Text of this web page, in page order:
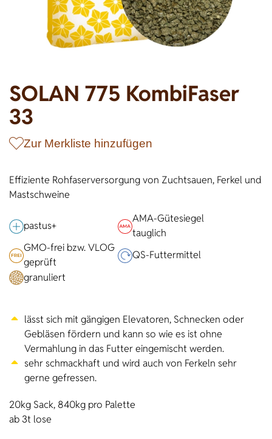
Einstreu
Enten & Gänse
Puten
Rassegeflügel
Ziegen
Katzen
Kaninchen
SOLAN-VET
Rohstoffe & Einzelfuttermittel
Stall & Co
Stallbedarf
SOLAN 775 KombiFaser
33
Zur Merkliste hinzufügen
Effiziente Rohfaserversorgung von Zuchtsauen, Ferkel und
Mastschweine
pastus+
AMA-Gütesiegel
tauglich
GMO-frei bzw. VLOG
geprüft
QS-Futter­mittel
granuliert
lässt sich mit gängigen Elevatoren, Schnecken oder
Gebläsen fördern und kann so wie es ist ohne
Vermahlung in das Futter eingemischt werden.
sehr schmackhaft und wird auch von Ferkeln sehr
gerne gefressen.
20kg Sack, 840kg pro Palette
ab 3t lose